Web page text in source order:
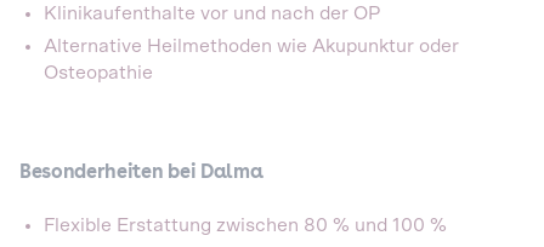
Klinikaufenthalte vor und nach der OP
Alternative Heilmethoden wie Akupunktur oder
Osteopathie
Besonderheiten bei Dalma
Flexible Erstattung zwischen 80 % und 100 %